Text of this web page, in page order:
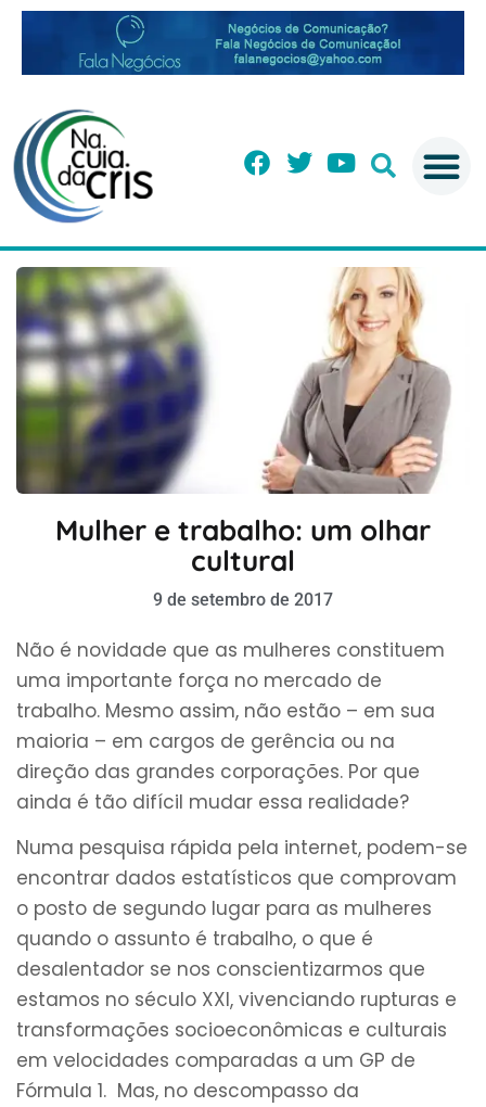
Mulher e trabalho: um olhar
cultural
9 de setembro de 2017
Não é novidade que as mulheres constituem
uma importante força no mercado de
trabalho. Mesmo assim, não estão – em sua
maioria – em cargos de gerência ou na
direção das grandes corporações. Por que
ainda é tão difícil mudar essa realidade?
Numa pesquisa rápida pela internet, podem-se
encontrar dados estatísticos que comprovam
o posto de segundo lugar para as mulheres
quando o assunto é trabalho, o que é
desalentador se nos conscientizarmos que
estamos no século XXI, vivenciando rupturas e
transformações socioeconômicas e culturais
em velocidades comparadas a um GP de
Fórmula 1. Mas, no descompasso da